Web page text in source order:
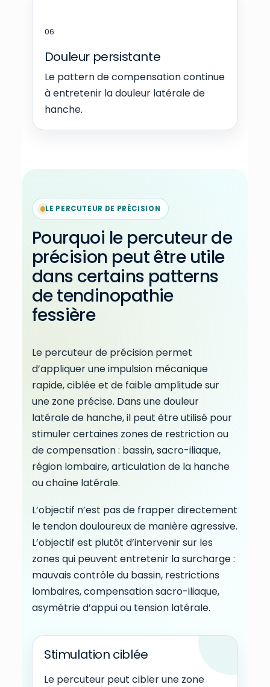
06
Douleur persistante
Le pattern de compensation continue
à entretenir la douleur latérale de
hanche.
LE PERCUTEUR DE PRÉCISION
Pourquoi le percuteur de
précision peut être utile
dans certains patterns
de tendinopathie
fessière
Le percuteur de précision permet
d’appliquer une impulsion mécanique
rapide, ciblée et de faible amplitude sur
une zone précise. Dans une douleur
latérale de hanche, il peut être utilisé pour
stimuler certaines zones de restriction ou
de compensation : bassin, sacro-iliaque,
région lombaire, articulation de la hanche
ou chaîne latérale.
L’objectif n’est pas de frapper directement
le tendon douloureux de manière agressive.
L’objectif est plutôt d’intervenir sur les
zones qui peuvent entretenir la surcharge :
mauvais contrôle du bassin, restrictions
lombaires, compensation sacro-iliaque,
asymétrie d’appui ou tension latérale.
Stimulation ciblée
Le percuteur peut cibler une zone